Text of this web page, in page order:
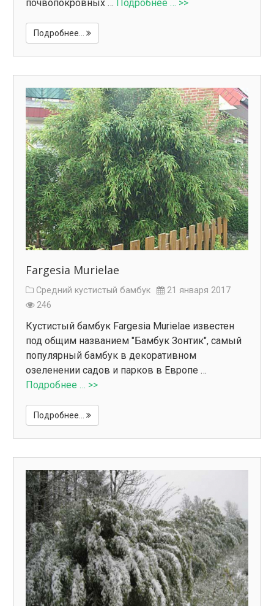
почвопокровных … Подробнее … >>
Подробнее...
Fargesia Murielae
Средний кустистый бамбук
21 января 2017
246
Кустистый бамбук Fargesia Murielae известен
под общим названием "Бамбук Зонтик", самый
популярный бамбук в декоративном
озеленении садов и парков в Европе …
Подробнее … >>
Подробнее...